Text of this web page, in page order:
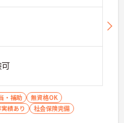
・補助
無資格OK
績あり
社会保険完備